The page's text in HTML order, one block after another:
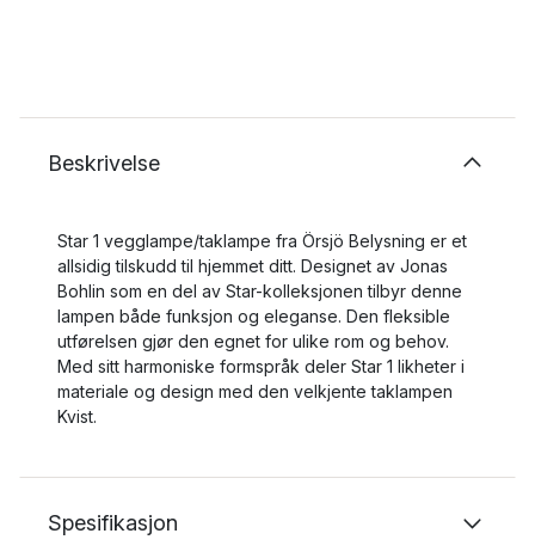
Beskrivelse
Star 1 vegglampe/taklampe fra Örsjö Belysning er et
allsidig tilskudd til hjemmet ditt. Designet av Jonas
Bohlin som en del av Star-kolleksjonen tilbyr denne
lampen både funksjon og eleganse. Den fleksible
utførelsen gjør den egnet for ulike rom og behov.
Med sitt harmoniske formspråk deler Star 1 likheter i
materiale og design med den velkjente taklampen
Kvist.
Spesifikasjon